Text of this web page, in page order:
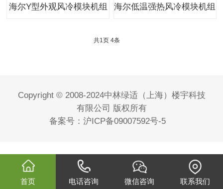
海尔Y型外观风冷模块机组 海尔低温强热风冷模块机组
共1页 4条
Copyright © 2008-2024中林绿适（上海）楼宇科技
有限公司 版权所有
备案号： 沪ICP备09007592号-5
首页 电话咨询 微信咨询 联系我们